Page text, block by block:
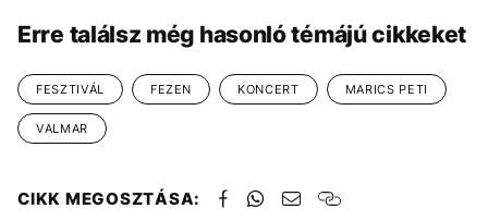
Erre találsz még hasonló témájú cikkeket
FESZTIVÁL FEZEN KONCERT MARICS PETI
VALMAR
CIKK MEGOSZTÁSA: